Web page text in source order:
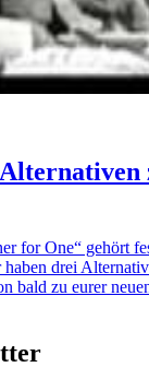
for One“ gehört
drei
bald zu eurer